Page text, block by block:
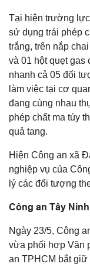
Tại hiện trường
sử dụng trái phép
trắng, trên nắp
và 01 hột quẹt gas
nhanh cả 05 đối
làm việc tại cơ
đang cùng nhau
phép chất ma túy
quả tang.
Hiện Công an xã
nghiệp vụ của
lý các đối tượng
Công an Tây
Ngày 23/5, Công
vừa phối hợp Văn
an TPHCM bắt giữ